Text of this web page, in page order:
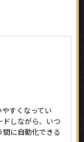
すくなってい
ドしながら、いつ
に自動化できる